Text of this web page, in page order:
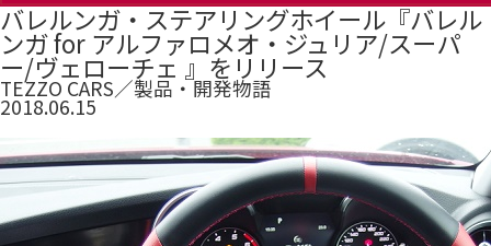
バレルンガ・ステアリングホイール『バレル
ンガ for アルファロメオ・ジュリア/スーパ
ー/ヴェローチェ 』をリリース
TEZZO CARS／製品・開発物語
2018.06.15